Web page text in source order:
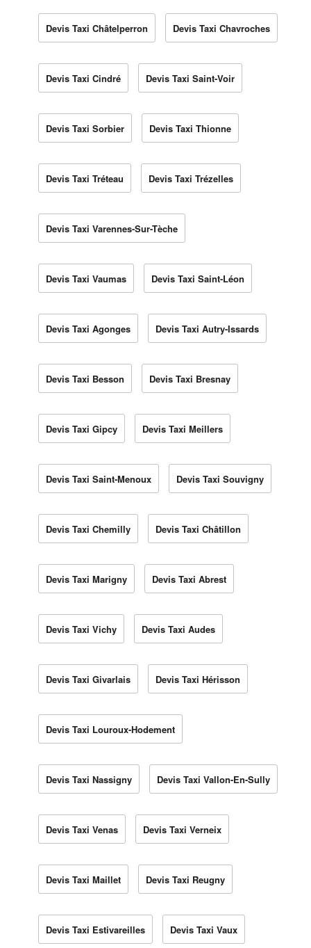
Devis Taxi Châtelperron Devis Taxi Chavroches
Devis Taxi Cindré Devis Taxi Saint-Voir
Devis Taxi Sorbier Devis Taxi Thionne
Devis Taxi Tréteau Devis Taxi Trézelles
Devis Taxi Varennes-Sur-Tèche
Devis Taxi Vaumas Devis Taxi Saint-Léon
Devis Taxi Agonges Devis Taxi Autry-Issards
Devis Taxi Besson Devis Taxi Bresnay
Devis Taxi Gipcy Devis Taxi Meillers
Devis Taxi Saint-Menoux Devis Taxi Souvigny
Devis Taxi Chemilly Devis Taxi Châtillon
Devis Taxi Marigny Devis Taxi Abrest
Devis Taxi Vichy Devis Taxi Audes
Devis Taxi Givarlais Devis Taxi Hérisson
Devis Taxi Louroux-Hodement
Devis Taxi Nassigny Devis Taxi Vallon-En-Sully
Devis Taxi Venas Devis Taxi Verneix
Devis Taxi Maillet Devis Taxi Reugny
Devis Taxi Estivareilles Devis Taxi Vaux